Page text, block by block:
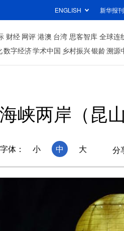
ENGLISH 新华报刊
财经 网评 港澳 台湾 思客智库 全球连
数字经济学术中国 乡村振兴银龄溯源
峡两岸（昆
字体： 小 中 大 分